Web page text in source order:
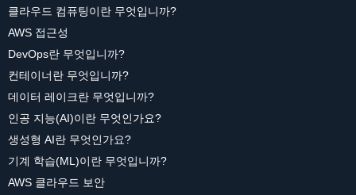
클라우드 컴퓨팅이란 무엇입니까?
AWS 접근성
DevOps란 무엇입니까?
컨테이너란 무엇입니까?
데이터 레이크란 무엇입니까?
인공 지능(AI)이란 무엇인가요?
생성형 AI란 무엇인가요?
기계 학습(ML)이란 무엇입니까?
AWS 클라우드 보안